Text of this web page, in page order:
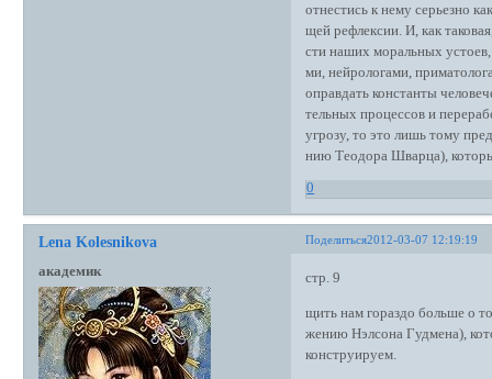
отнестись к нему серьезно
щей рефлексии. И, как
сти наших моральных
ми, нейрологами,
оправдать константы
тельных процессов и
угрозу, то это лишь тому
нию Теодора Шварца),
0
Поделиться2012-03-07 12:19:19
Lena Kolesnikova
академик стр. 9
щить нам гораздо больше о
жению Нэлсона Гудмена),
конструируем.